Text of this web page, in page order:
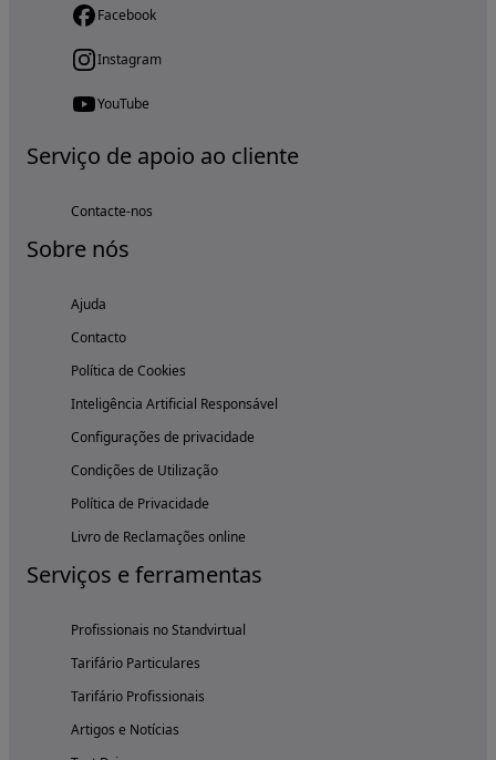
Facebook
Instagram
YouTube
Serviço de apoio ao cliente
Contacte-nos
Sobre nós
Ajuda
Contacto
Política de Cookies
Inteligência Artificial Responsável
Configurações de privacidade
Condições de Utilização
Política de Privacidade
Livro de Reclamações online
Serviços e ferramentas
Profissionais no Standvirtual
Tarifário Particulares
Tarifário Profissionais
Artigos e Notícias